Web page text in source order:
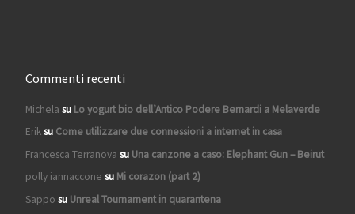
Commenti recenti
Michela su Lo yogurt bio dell’Antico Podere Bernardi a Melaverde
Eriksu Come utilizzare due connessioni a internet in casa
Francesca Terranova su Una canzone a caso: Elephant Gun – Beirut
polly iannaccone su Mi corazon (part 2)
Sappo su Unreal Tournament in quarantena